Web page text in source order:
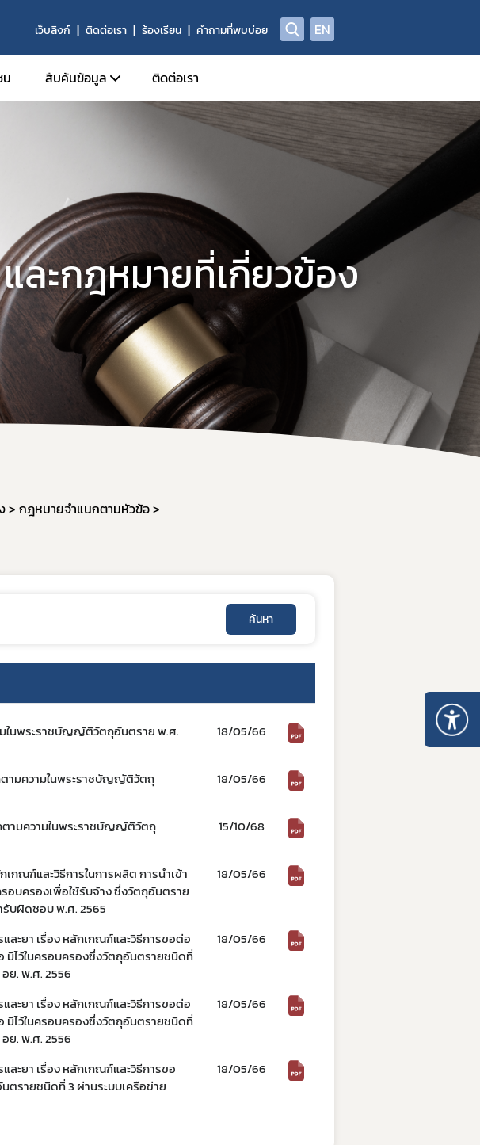
เว็บลิงก์ ติดต่อเรา ร้องเรียน คำถามที่พบบ่อย EN
น สืบค้นข้อมูล
ระบบค้นหาข้อมูลการแจ้งข้อเท็จจริงวัตถุอันตรายชนิดที่ 1
ระบบค้นหาข้อมูลทะเบียนวัตถุอันตราย
ค้นหาผู้ได้รับการรับรอง GMP
ค้นหาสถานที่ผลิต นำเข้า ส่งออก ครอบครอง (ผู้ให้บริการรับจ้างกำจัดแมลง/ทำคว
ค้นหารายชื่อผู้ควบคุมการใช้วัตถุอันตรายเพื่อใช้รับจ้างกำจัดแมลง
ติดต่อเรา
ละกฎหมายที่เกี่ยวข้อง
กฎหมายจำแนกตามหัวข้อ
ค้นหา
ในพระราชบัญญัติวัตถุอันตราย พ.ศ.
18/05/66
ตามความในพระราชบัญญัติวัตถุ
18/05/66
ตามความในพระราชบัญญัติวัตถุ
15/10/68
กณฑ์และวิธีการในการผลิต การนำเข้า
อบครองเพื่อใช้รับจ้าง ซึ่งวัตถุอันตราย
รับผิดชอบ พ.ศ. 2565
18/05/66
ละยา เรื่อง หลักเกณฑ์และวิธีการขอต่อ
ไว้ในครอบครองซึ่งวัตถุอันตรายชนิดที่
ย. พ.ศ. 2556
18/05/66
ละยา เรื่อง หลักเกณฑ์และวิธีการขอต่อ
ไว้ในครอบครองซึ่งวัตถุอันตรายชนิดที่
ย. พ.ศ. 2556
18/05/66
ละยา เรื่อง หลักเกณฑ์และวิธีการขอ
รายชนิดที่ 3 ผ่านระบบเครือข่าย
18/05/66